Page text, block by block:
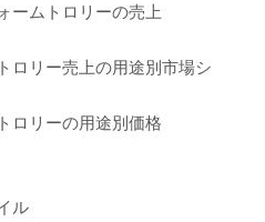
ームトロリーの売上
ロリー売上の用途別市場シ
ロリーの用途別価格
ル